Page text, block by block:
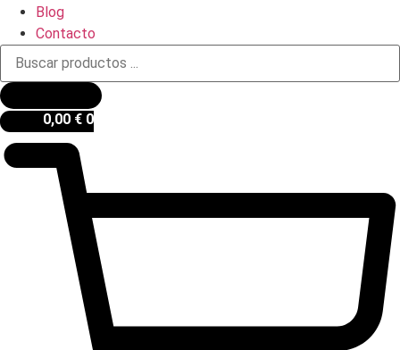
Blog
Contacto
Búsqueda
productos
0,00 € 0